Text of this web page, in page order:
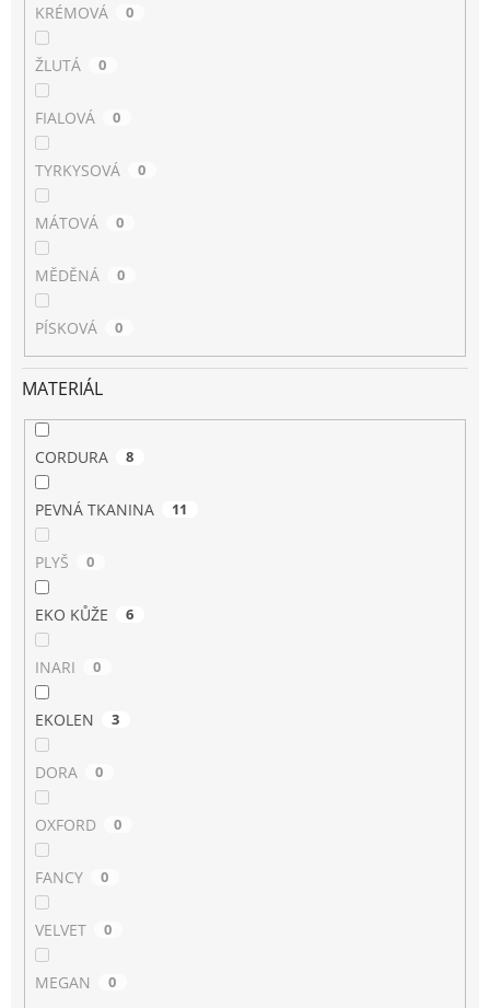
KRÉMOVÁ 0
ŽLUTÁ 0
FIALOVÁ 0
TYRKYSOVÁ 0
MÁTOVÁ 0
MĚDĚNÁ 0
PÍSKOVÁ 0
MATERIÁL
CORDURA 8
PEVNÁ TKANINA 11
PLYŠ 0
EKO KŮŽE 6
INARI 0
EKOLEN 3
DORA 0
OXFORD 0
FANCY 0
VELVET 0
MEGAN 0